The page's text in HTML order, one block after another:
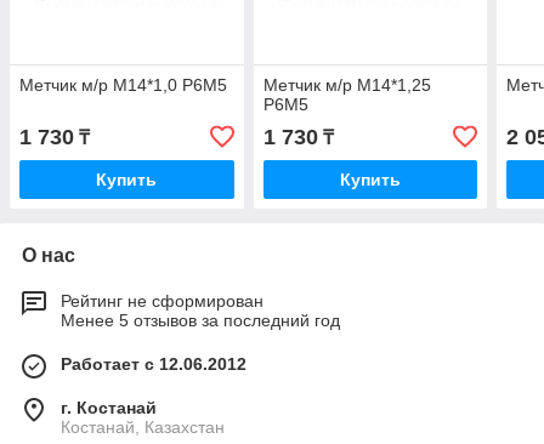
Метчик м/р М14*1,0 Р6М5
1 730 ₸
Купить
Метчик м/р М14*1,25
Р6М5
1 730₸
Купить
2
О нас
Рейтинг не сформирован
Менее 5 отзывов за последний год
Работает с 12.06.2012
г. Костанай
Костанай, Казахстан